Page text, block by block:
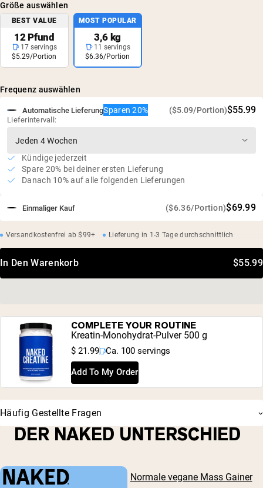
Unabhängige Drittprüfungen auf Schwermetalle
Größe auswählen
BEST VALUE
12 Pfund
17 servings
$5.29/Portion
MOST POPULAR
3,6 kg
11 servings
$6.36/Portion
Frequenz auswählen
Einmaliger Kauf ($6.36/Portion)$69.99
Automatische LieferungSparen 20% ($5.09/Portion)$55.99
Lieferintervall:
Kündige jederzeit
Spare 20% bei deiner ersten Lieferung
Danach 10% auf alle folgenden Lieferungen
Versandkostenfrei ab $99+ Lieferung in 1-3 Tage durchschnittlich
In Den Warenkorb $55.99
COMPLETE YOUR ROUTINE
Kreatin-Monohydrat-Pulver 500 g
$ 21.99 Ca. 100 servings
Add To My Order
Häufig Gestellte Fragen
DER NAKED UNTERSCHIED
Normale vegane Mass Gainer